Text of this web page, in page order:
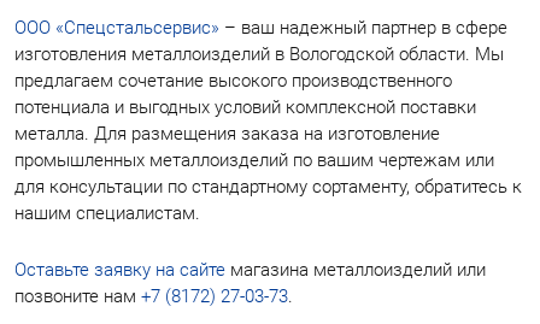
ООО «Спецстальсервис» – ваш надежный партнер в сфере
изготовления металлоизделий в Вологодской области. Мы
предлагаем сочетание высокого производственного
потенциала и выгодных условий комплексной поставки
металла. Для размещения заказа на изготовление
промышленных металлоизделий по вашим чертежам или
для консультации по стандартному сортаменту, обратитесь к
нашим специалистам.
Оставьте заявку на сайте магазина металлоизделий или
позвоните нам +7 (8172) 27-03-73